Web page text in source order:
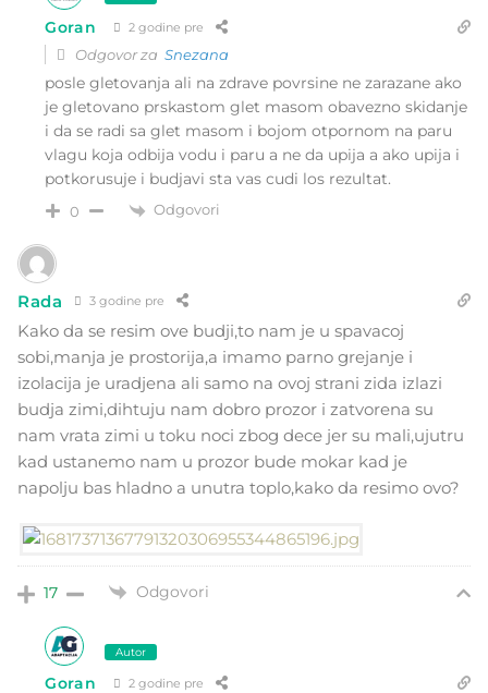
Goran 2 godine pre
Odgovor za Snezana
posle gletovanja ali na zdrave povrsine ne zarazane ako
je gletovano prskastom glet masom obavezno skidanje
i da se radi sa glet masom i bojom otpornom na paru
vlagu koja odbija vodu i paru a ne da upija a ako upija i
potkorusuje i budjavi sta vas cudi los rezultat.
0 Odgovori
Rada 3 godine pre
Kako da se resim ove budji,to nam je u spavacoj
sobi,manja je prostorija,a imamo parno grejanje i
izolacija je uradjena ali samo na ovoj strani zida izlazi
budja zimi,dihtuju nam dobro prozor i zatvorena su
nam vrata zimi u toku noci zbog dece jer su mali,ujutru
kad ustanemo nam u prozor bude mokar kad je
napolju bas hladno a unutra toplo,kako da resimo ovo?
17 Odgovori
Autor
Goran 2 godine pre